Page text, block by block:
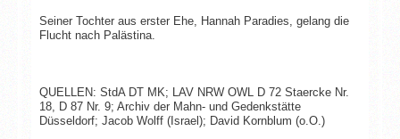
Seiner Tochter aus erster Ehe, Hannah Paradies, gelang die
Flucht nach Palästina.
QUELLEN: StdA DT MK; LAV NRW OWL D 72 Staercke Nr.
18, D 87 Nr. 9; Archiv der Mahn- und Gedenkstätte
Düsseldorf; Jacob Wolff (Israel); David Kornblum (o.O.)